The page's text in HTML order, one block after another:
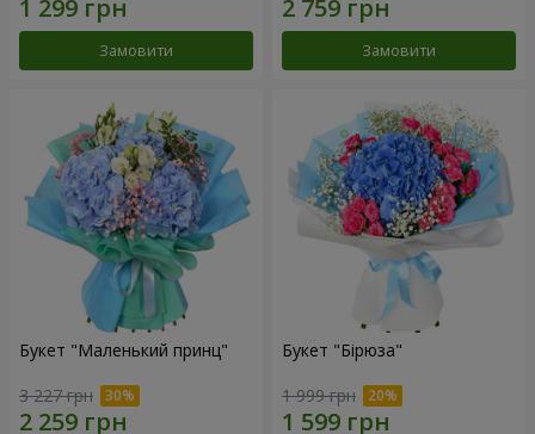
Замовити Замовити
Букет "Маленький принц"
3 227 грн
Букет "Бірюза"
1 999 грн